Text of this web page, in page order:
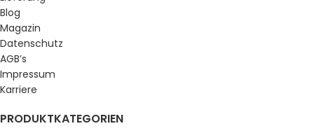
Blog
Magazin
Datenschutz
AGB’s
Impressum
Karriere
PRODUKTKATEGORIEN